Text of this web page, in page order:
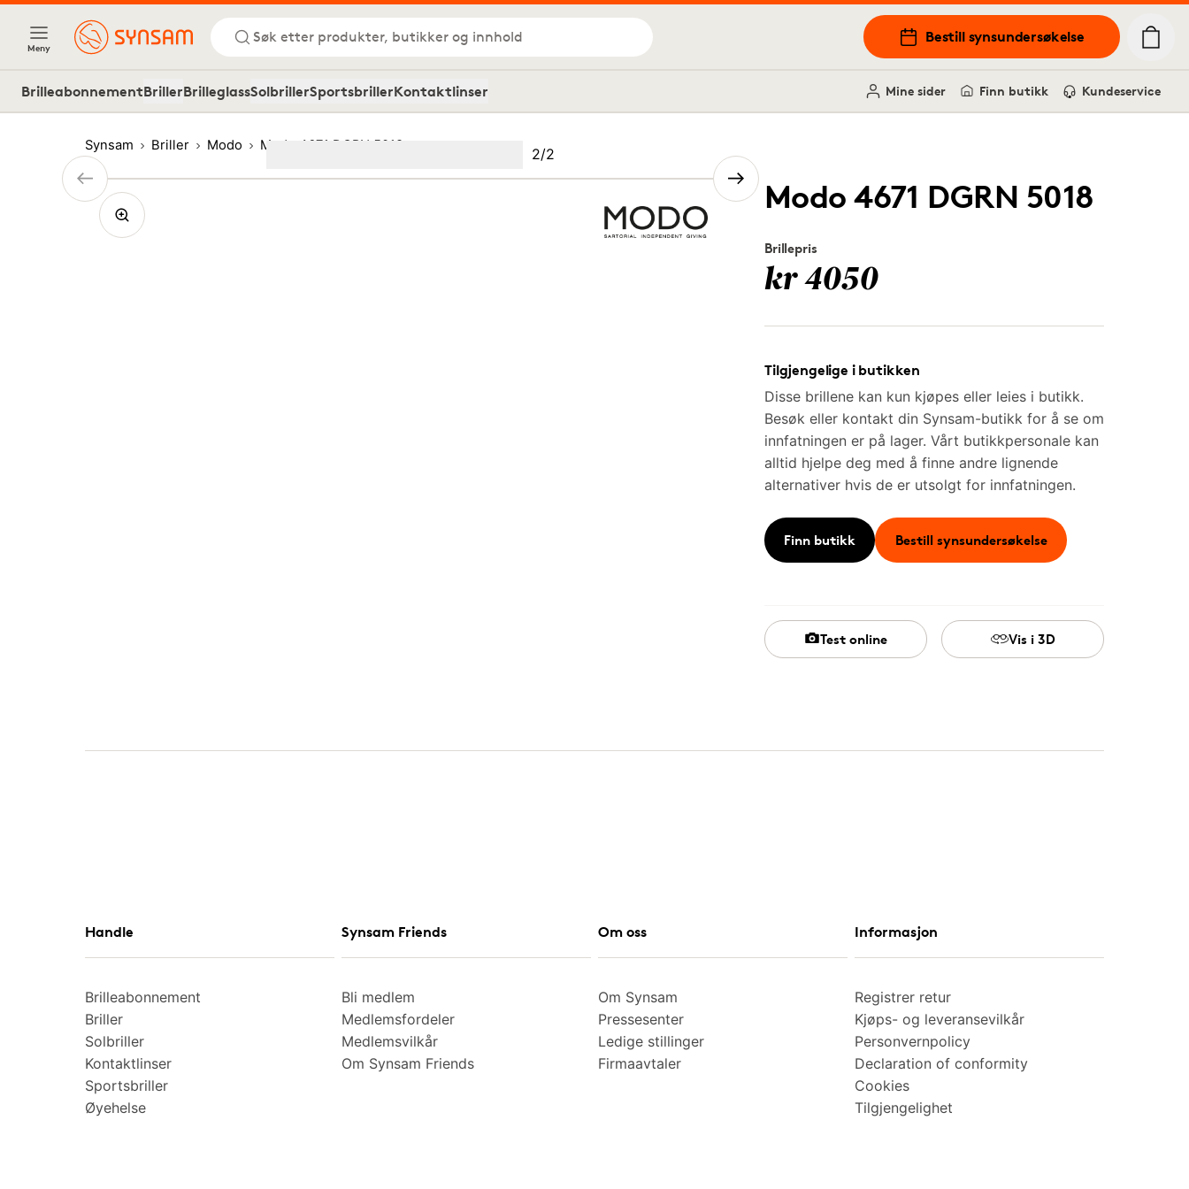
Meny
Søk etter produkter, butikker og innhold Bestill synsundersøkelse
BrilleabonnementBrillerBrilleglassSolbrillerSportsbrillerKontaktlinser Mine sider Finn butikk Kundeservice
Synsam Briller Modo Modo 4671 DGRN 5018
Modo 4671 DGRN 5018
Brillepris
kr 4050
Tilgjengelige i butikken
Disse brillene kan kun kjøpes eller leies i butikk.
Besøk eller kontakt din Synsam-butikk for å se om
innfatningen er på lager. Vårt butikkpersonale kan
alltid hjelpe deg med å finne andre lignende
alternativer hvis de er utsolgt for innfatningen.
Finn butikk Bestill synsundersøkelse
Test online Vis i 3D
Bilde
2/2
(Current image)
Handle
Brilleabonnement
Briller
Solbriller
Kontaktlinser
Sportsbriller
Øyehelse
Synsam Friends
Bli medlem
Medlemsfordeler
Medlemsvilkår
Om Synsam Friends
Om oss
Om Synsam
Pressesenter
Ledige stillinger
Firmaavtaler
Informasjon
Registrer retur
Kjøps- og leveransevilkår
Personvernpolicy
Declaration of conformity
Cookies
Tilgjengelighet